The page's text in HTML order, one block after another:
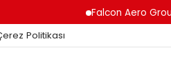
Falcon Aero Group,
Politikası